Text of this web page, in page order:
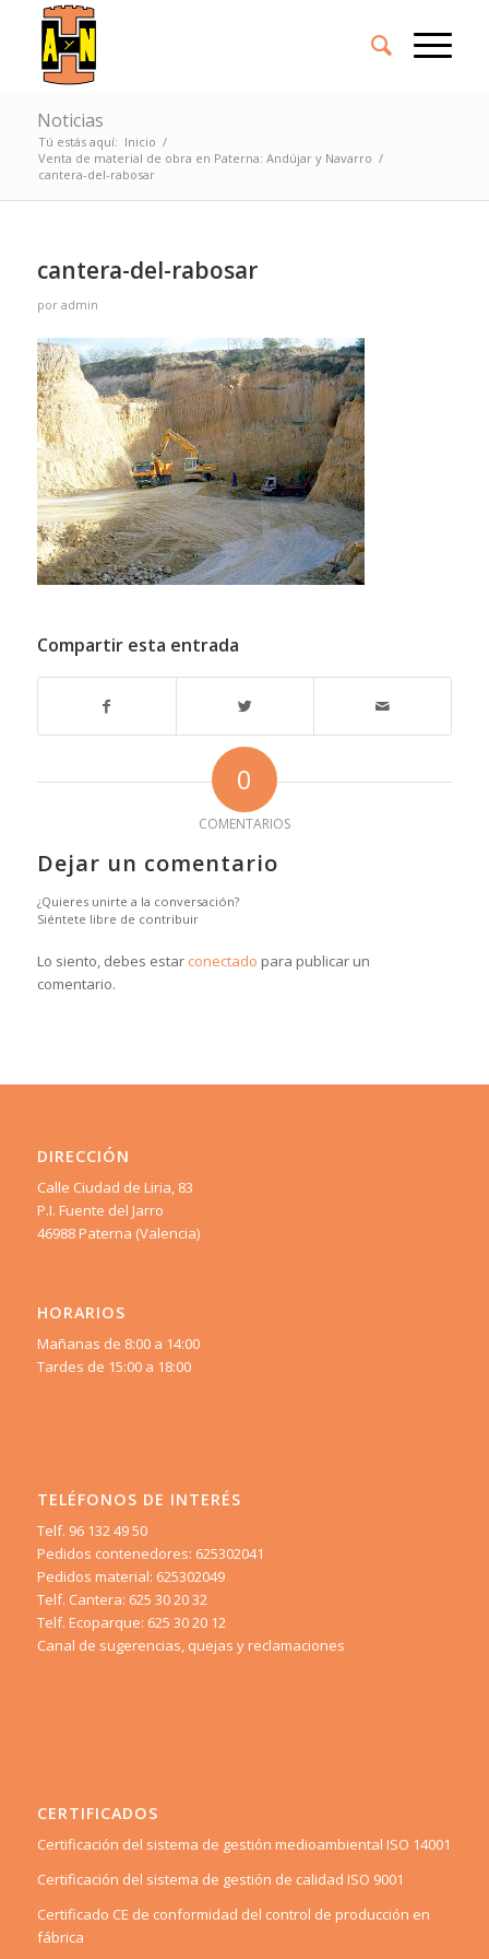
Noticias
Tú estás aquí: Inicio /
Venta de material de obra en Paterna: Andújar y Navarro /
cantera-del-rabosar
cantera-del-rabosar
por admin
Compartir esta entrada
0
COMENTARIOS
Dejar un comentario
¿Quieres unirte a la conversación?
Siéntete libre de contribuir
Lo siento, debes estar conectado para publicar un
comentario.
DIRECCIÓN
Calle Ciudad de Liria, 83
P.I. Fuente del Jarro
46988 Paterna (Valencia)
HORARIOS
Mañanas de 8:00 a 14:00
Tardes de 15:00 a 18:00
TELÉFONOS DE INTERÉS
Telf. 96 132 49 50
Pedidos contenedores: 625302041
Pedidos material: 625302049
Telf. Cantera: 625 30 20 32
Telf. Ecoparque: 625 30 20 12
Canal de sugerencias, quejas y reclamaciones
CERTIFICADOS
Certificación del sistema de gestión medioambiental ISO 14001
Certificación del sistema de gestión de calidad ISO 9001
Certificado CE de conformidad del control de producción en
fábrica